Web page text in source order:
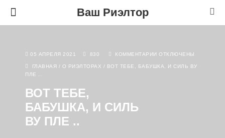
Ваш Риэлтор
05 АПРЕЛЯ 2021 830 КОММЕНТАРИИ ОТКЛЮЧЕНЫ
ГЛАВНАЯ / О РИЭЛТОРАХ / ВОТ ТЕБЕ, БАБУШКА, И СИЛЬ ВУ
ПЛЕ ..
ВОТ ТЕБЕ,
БАБУШКА, И СИЛЬ
ВУ ПЛЕ ..